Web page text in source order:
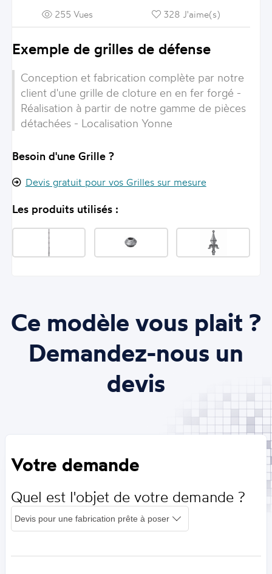
255 Vues 328 J'aime(s)
Exemple de grilles de défense
Conception et fabrication complète par notre
client d'une grille de cloture en en fer forgé -
Réalisation à partir de notre gamme de pièces
détachées - Localisation Yonne
Besoin d'une Grille ?
Devis gratuit pour vos Grilles sur mesure
Les produits utilisés :
Ce modèle vous plait ?
Demandez-nous un
devis
Votre demande
Quel est l'objet de votre demande ?